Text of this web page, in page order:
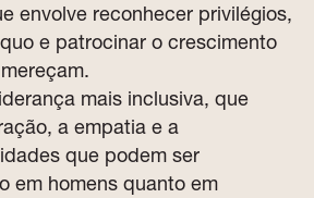
envolve reconhecer privilégios,
e patrocinar o crescimento
mais inclusiva, que
a empatia e a
que podem ser
em homens quanto em